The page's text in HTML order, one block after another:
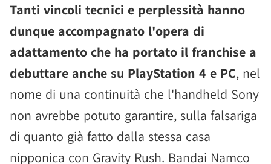
Tanti vincoli tecnici e perplessità hanno
dunque accompagnato l'opera di
adattamento che ha portato il franchise a
debuttare anche su PlayStation 4 e PC, nel
nome di una continuità che l'handheld Sony
non avrebbe potuto garantire, sulla falsariga
di quanto già fatto dalla stessa casa
nipponica con Gravity Rush. Bandai Namco